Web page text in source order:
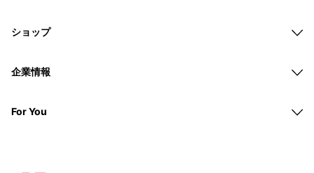
ショップ
企業情報
For You